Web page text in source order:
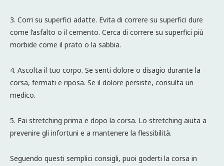
3. Corri su superfici adatte. Evita di correre su superfici dure
come l’asfalto o il cemento. Cerca di correre su superfici più
morbide come il prato o la sabbia.
4. Ascolta il tuo corpo. Se senti dolore o disagio durante la
corsa, fermati e riposa. Se il dolore persiste, consulta un
medico.
5. Fai stretching prima e dopo la corsa. Lo stretching aiuta a
prevenire gli infortuni e a mantenere la flessibilità.
Seguendo questi semplici consigli, puoi goderti la corsa in